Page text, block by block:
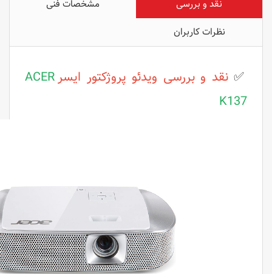
نقد و بررسی
مشخصات فنی
نظرات کاربران
✅نقد و بررسی ویدئو پروژکتور ایسرACER
K137